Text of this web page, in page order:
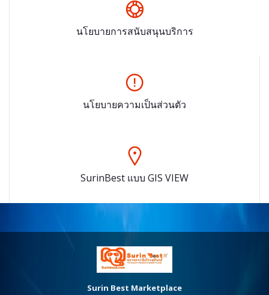
นโยบายการสนับสนุนบริการ
นโยบายความเป็นส่วนตัว
SurinBest แบบ GIS VIEW
Surin Best Marketplace